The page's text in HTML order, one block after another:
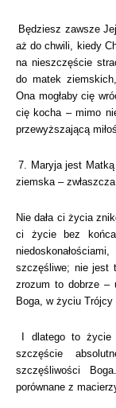
Będziesz zawsze
aż do chwili, kiedy
na nieszczęście
do matek
Ona mogłaby cię
cię kocha – mimo
przewyższającą
7. Maryja jest
ziemska –
Nie dała ci życia
ci życie bez
szczęśliwe; nie jest
zrozum to dobrze –
Boga, w życiu Trójcy
I dlatego to
szczęście
szczęśliwości
porównane z